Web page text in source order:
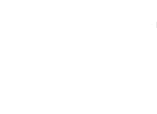
-